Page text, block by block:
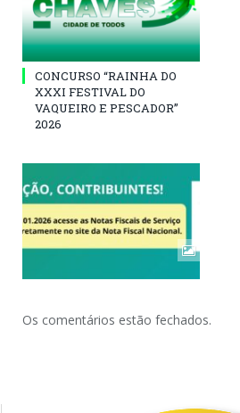
CONCURSO “RAINHA DO
XXXI FESTIVAL DO
VAQUEIRO E PESCADOR”
2026
Os comentários estão fechados.